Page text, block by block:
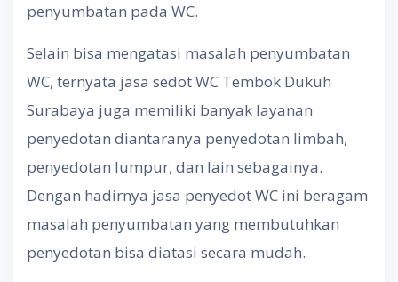
penyumbatan pada WC.
Selain bisa mengatasi masalah penyumbatan
WC, ternyata jasa sedot WC Tembok Dukuh
Surabaya juga memiliki banyak layanan
penyedotan diantaranya penyedotan limbah,
penyedotan lumpur, dan lain sebagainya.
Dengan hadirnya jasa penyedot WC ini beragam
masalah penyumbatan yang membutuhkan
penyedotan bisa diatasi secara mudah.